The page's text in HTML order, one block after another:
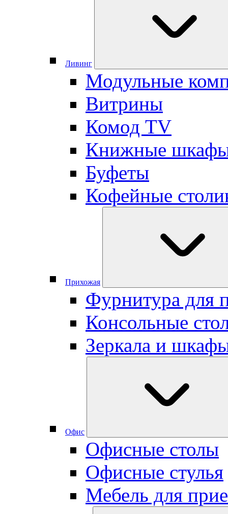
Ливинг
Модульные
Витрины
Комод TV
Книжные
Буфеты
Кофейные
Прихожая
Фурнитура для
Консольные
Зеркала и
Офис
Офисные столы
Офисные стулья
Мебель для